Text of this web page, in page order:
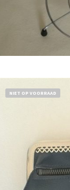
NIET OP VOORRAAD